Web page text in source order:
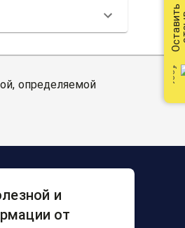
определяемой
и
от
Оставить